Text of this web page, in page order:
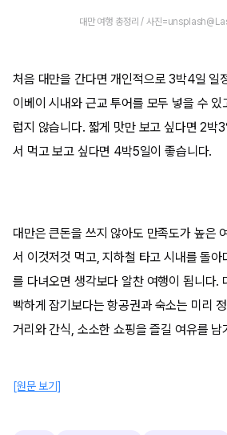
대만 여행 총정리 / 사진
처음 대만을 간다면 개인적으로 3박4일 일
이베이 시내와 근교 투어를 모두 넣을 수
럽지 않습니다. 짧게 맛만 보고 싶다면 2박
서 먹고 보고 싶다면 4박5일이 좋습니다.
대만은 큰돈을 쓰지 않아도 만족도가 높은
서 이것저것 먹고, 지하철 타고 시내를 돌
를 다녀오면 생각보다 알찬 여행이 됩니다.
빡하게 잡기보다는 항공권과 숙소는 미리
거리와 간식, 소소한 쇼핑을 즐길 여유를
[원문 보기]